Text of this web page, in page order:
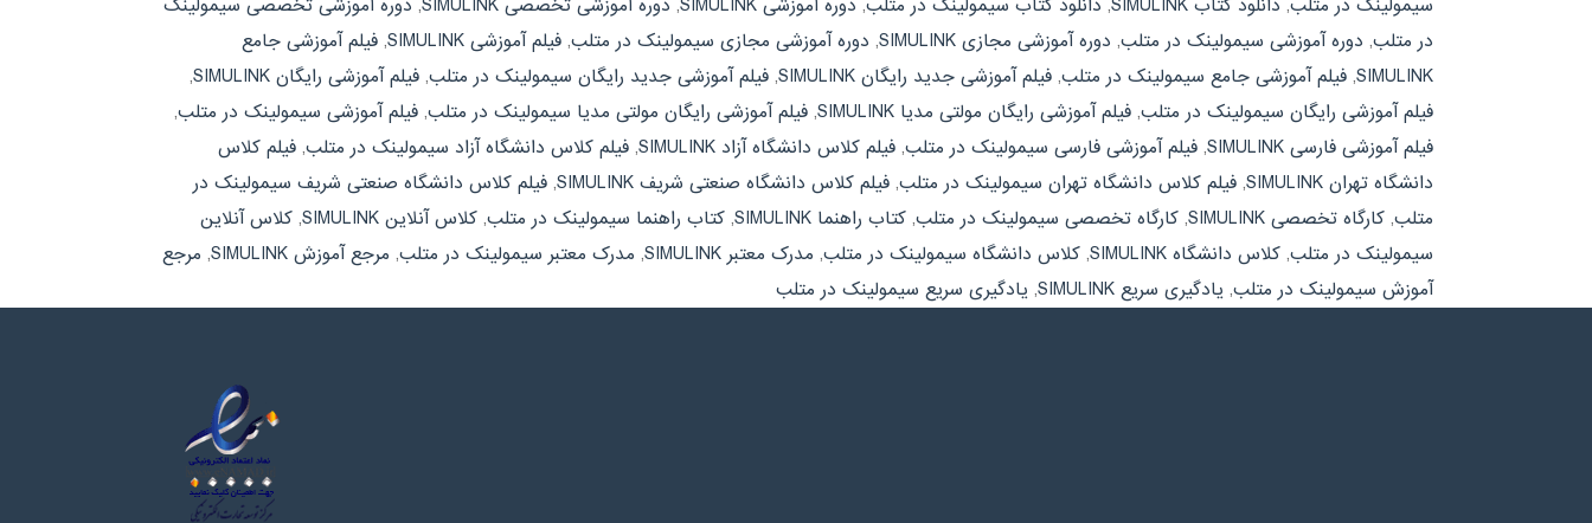
در متلب, دوره آموزشی سیمولینک در متلب, دوره آموزشی مجازی SIMULINK , دوره آموزشی مجازی سیمولینک در متلب,فیلم آموزشی SIMULINK ,فیلم آموزشی جامع
SIMULINK
,فیلم آموزشی جامع سیمولینک در متلب,فیلم آموزشی جدید رایگان SIMULINK ,فیلم آموزشی جدید رایگان سیمولینک در متلب,فیلم آموزشی رایگان SIMULINK
,
فیلم آموزشی رایگان سیمولینک در متلب,فیلم آموزشی رایگان مولتی مدیا SIMULINK ,فیلم آموزشی رایگان مولتی مدیا سیمولینک در متلب,فیلم آموزشی سیمولینک در متلب,
فیلم آموزشی فارسی SIMULINK
,فیلم آموزشی فارسی سیمولینک در متلب,فیلم کلاس دانشگاه آزاد SIMULINK ,فیلم کلاس دانشگاه آزاد سیمولینک در متلب,فیلم کلاس
دانشگاه تهران SIMULINK
,فیلم کلاس دانشگاه تهران سیمولینک در متلب,فیلم کلاس دانشگاه صنعتی شریف SIMULINK ,فیلم کلاس دانشگاه صنعتی شریف سیمولینک در
متلب,کارگاه تخصصی SIMULINK ,کارگاه تخصصی سیمولینک در متلب,کتاب راهنما SIMULINK ,کتاب راهنما سیمولینک در متلب,کلاس آنلاین SIMULINK ,کلاس آنلاین
سیمولینک در متلب,کلاس دانشگاه SIMULINK ,کلاس دانشگاه سیمولینک در متلب, مدرک معتبر SIMULINK , مدرک معتبر سیمولینک در متلب, مرجع آموزش SIMULINK , مرجع
آموزش سیمولینک در متلب, یادگیری سریع SIMULINK , یادگیری سریع سیمولینک در متلب